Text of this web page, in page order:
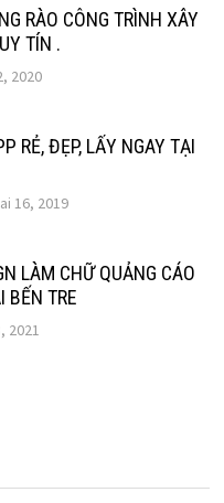
RÀO CÔNG TRÌNH XÂY
TÍN .
2020
RẺ, ĐẸP, LẤY NGAY TẠI
16, 2019
LÀM CHỮ QUẢNG CÁO
BẾN TRE
2021